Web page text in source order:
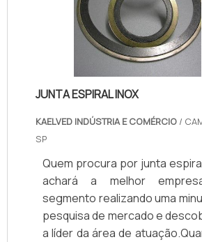
contratante de fazer uma
de mercado, para ter certeza
empresa tenha: Qualidade;
custo benefício;.
JUNTA ESPIRAL INOX
KAELVED INDÚSTRIA E COMÉRCIO /
SP
Quem procura por junta
achará a melhor
segmento realizando uma
pesquisa de mercado e
a líder da área de